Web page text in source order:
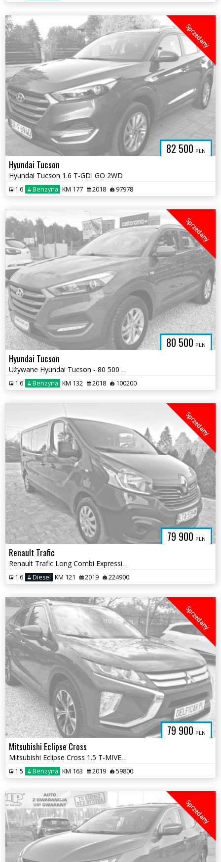
82 500 PLN
Sprzedany
Hyundai Tucson
Hyundai Tucson 1.6 T-GDI GO 2WD
1.6 Benzyna KM 177 2018 97978
80 500 PLN
Sprzedany
Hyundai Tucson
Używane Hyundai Tucson - 80 500 PLN, 100 200 km - Otomoto
1.6 Benzyna KM 132 2018 100200
79 900 PLN
Sprzedany
Renault Trafic
Renault Trafic Long Combi Expression
1.6 Diesel KM 121 2019 224900
79 900 PLN
Sprzedany
Mitsubishi Eclipse Cross
Mitsubishi Eclipse Cross 1.5 T-MIVEC (ClearTec) 2WD Active+
1.5 Benzyna KM 163 2019 59800
Sprzedany